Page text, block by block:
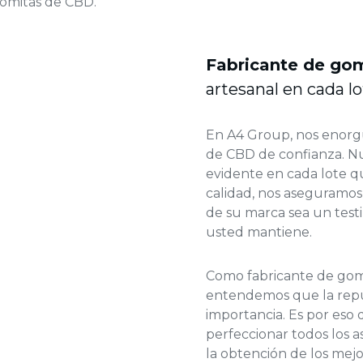
Fabricante de
artesanal en cada
En A4 Group, nos
de CBD de confianza.
evidente en cada lote
calidad, nos
de su marca sea un
usted mantiene.
Como fabricante de
entendemos que la
importancia. Es por eso
perfeccionar todos los
la obtención de los